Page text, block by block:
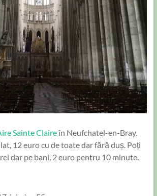
Sainte Claireîn Neufchatel-en-Bray.
12 euro cu de toate dar fără duș. Poți
dar pe bani, 2 euro pentru 10 minute.